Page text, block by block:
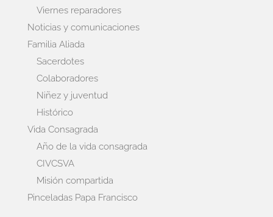
Viernes reparadores
Noticias y comunicaciones
Familia Aliada
Sacerdotes
Colaboradores
Niñez y juventud
Histórico
Vida Consagrada
Año de la vida consagrada
CIVCSVA
Misión compartida
Pinceladas Papa Francisco